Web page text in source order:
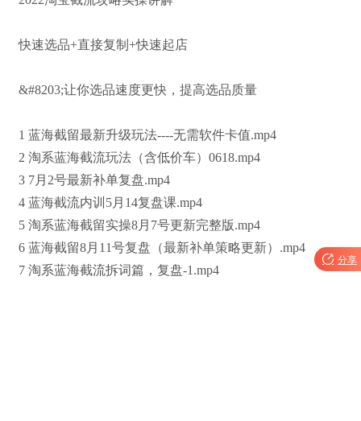
快速选品+直接复制+快速起店
&#8203;让你选品速度更快，提高选品质量
1 蓝海截留最新升级玩法----无需软件卡值.mp4
2 淘系蓝海截流玩法（含低价车）0618.mp4
3 7月2号最新补单复盘.mp4
4 蓝海截流内训5月14复盘课.mp4
5 淘系蓝海截留实操8月7号更新完整版.mp4
6 蓝海截留8月11号复盘（最新补单策略更新）.mp4
7 淘系蓝海截流拆词篇，复盘-1.mp4
 分享